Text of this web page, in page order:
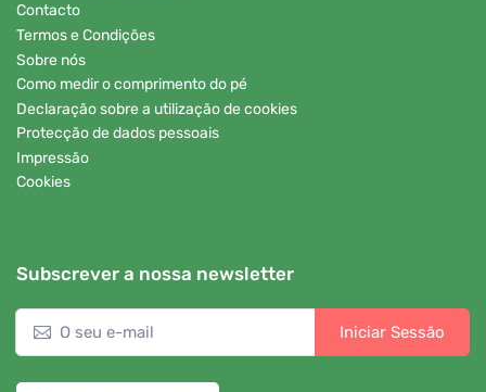
Contacto
Termos e Condições
Sobre nós
Como medir o comprimento do pé
Declaração sobre a utilização de cookies
Protecção de dados pessoais
Impressão
Cookies
Subscrever a nossa newsletter
Iniciar Sessão